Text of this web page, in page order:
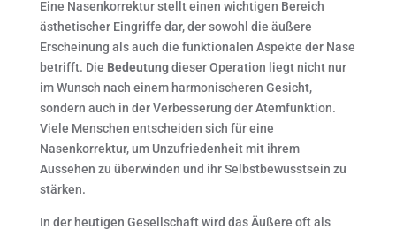
Eine Nasenkorrektur stellt einen wichtigen Bereich
ästhetischer Eingriffe dar, der sowohl die äußere
Erscheinung als auch die funktionalen Aspekte der Nase
betrifft. Die Bedeutungdieser Operation liegt nicht nur
im Wunsch nach einem harmonischeren Gesicht,
sondern auch in der Verbesserung der Atemfunktion.
Viele Menschen entscheiden sich für eine
Nasenkorrektur, um Unzufriedenheit mit ihrem
Aussehen zu überwinden und ihr Selbstbewusstsein zu
stärken.
In der heutigen Gesellschaft wird das Äußere oft als